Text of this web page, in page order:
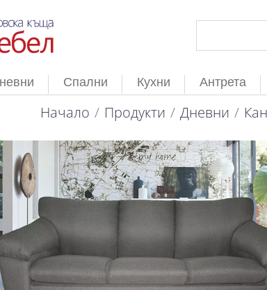
Спални Кухни Антрета
Начало Продукти Дневни